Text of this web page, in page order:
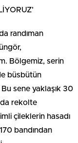
randıman
Bölgemiz, serin
büsbütün
sene yaklaşık 30
rekolte
çileklerin hasadı
bandından